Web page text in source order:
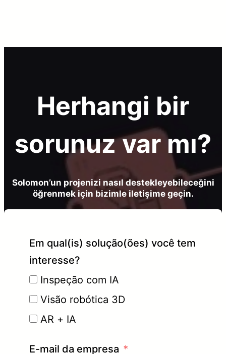
Herhangi bir
sorunuz var mı?
Solomon’un projenizi nasıl destekleyebileceğini
öğrenmek için bizimle iletişime geçin.
Em qual(is) solução(ões) você tem
interesse?
Inspeção com IA
Visão robótica 3D
AR + IA
E-mail da empresa